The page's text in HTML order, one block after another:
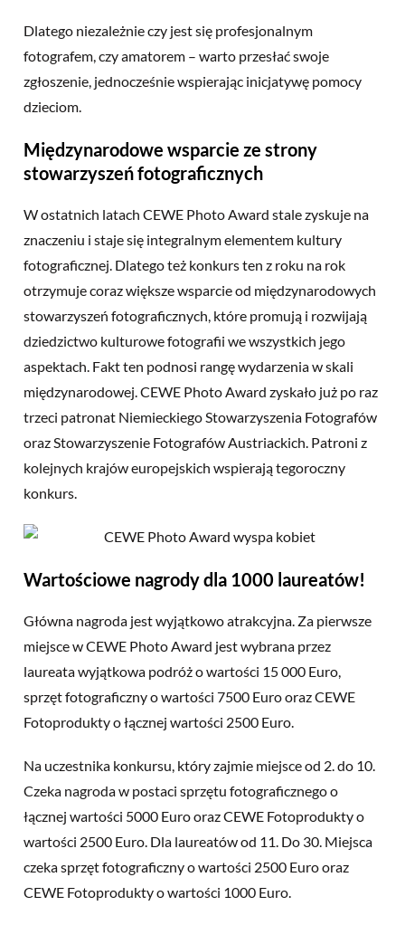
Dlatego niezależnie czy jest się profesjonalnym
fotografem, czy amatorem – warto przesłać swoje
zgłoszenie, jednocześnie wspierając inicjatywę pomocy
dzieciom.
Międzynarodowe wsparcie ze strony
stowarzyszeń fotograficznych
W ostatnich latach CEWE Photo Award stale zyskuje na
znaczeniu i staje się integralnym elementem kultury
fotograficznej. Dlatego też konkurs ten z roku na rok
otrzymuje coraz większe wsparcie od międzynarodowych
stowarzyszeń fotograficznych, które promują i rozwijają
dziedzictwo kulturowe fotografii we wszystkich jego
aspektach. Fakt ten podnosi rangę wydarzenia w skali
międzynarodowej. CEWE Photo Award zyskało już po raz
trzeci patronat Niemieckiego Stowarzyszenia Fotografów
oraz Stowarzyszenie Fotografów Austriackich. Patroni z
kolejnych krajów europejskich wspierają tegoroczny
konkurs.
Wartościowe nagrody dla 1000 laureatów!
Główna nagroda jest wyjątkowo atrakcyjna. Za pierwsze
miejsce w CEWE Photo Award jest wybrana przez
laureata wyjątkowa podróż o wartości 15 000 Euro,
sprzęt fotograficzny o wartości 7500 Euro oraz CEWE
Fotoprodukty o łącznej wartości 2500 Euro.
Na uczestnika konkursu, który zajmie miejsce od 2. do 10.
Czeka nagroda w postaci sprzętu fotograficznego o
łącznej wartości 5000 Euro oraz CEWE Fotoprodukty o
wartości 2500 Euro. Dla laureatów od 11. Do 30. Miejsca
czeka sprzęt fotograficzny o wartości 2500 Euro oraz
CEWE Fotoprodukty o wartości 1000 Euro.